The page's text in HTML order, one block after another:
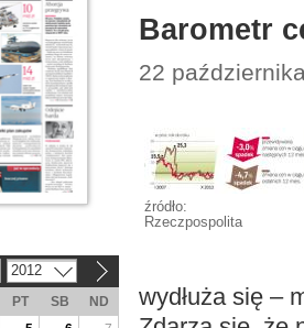
Barometr
22
źródło:
Rzeczpospolita
wydłuża się –
2012
PT SB
ND